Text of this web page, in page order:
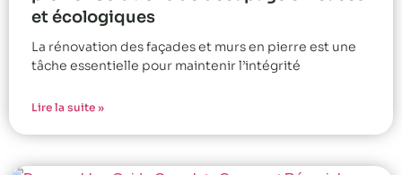
et écologiques
La rénovation des façades et murs en pierre est une
tâche essentielle pour maintenir l’intégrité
Lire la suite »